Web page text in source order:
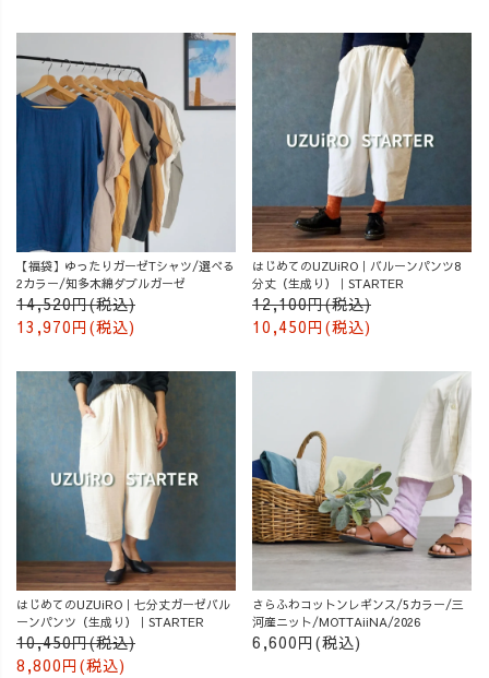
【福袋】ゆったりガーゼTシャツ/選べる
2カラー/知多木綿ダブルガーゼ
14,520円(税込)
13,970円(税込)
はじめてのUZUiRO｜バルーンパンツ8
分丈（生成り）｜STARTER
12,100円(税込)
10,450円(税込)
はじめてのUZUiRO｜七分丈ガーゼバル
ーンパンツ（生成り）｜STARTER
10,450円(税込)
8,800円(税込)
さらふわコットンレギンス/5カラー/三
河産ニット/MOTTAiiNA/2026
6,600円(税込)